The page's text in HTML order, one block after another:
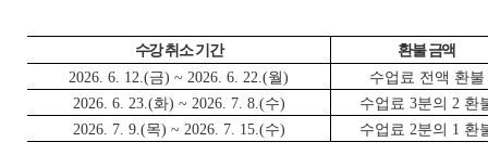
수강 취소 기간
환불 금액
2026. 6. 12.(금) ~ 2026. 6. 22.(월)
수업료 전액 환불
2026. 6. 23.(화) ~ 2026. 7. 8.(수)
수업료 3분의 2 환
2026. 7. 9.(목) ~ 2026. 7. 15.(수)
수업료 2분의 1 환